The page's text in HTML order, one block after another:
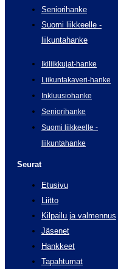
Seniorihanke
Suomi liikkeelle -
liikuntahanke
Ikiliikkujat-hanke
Liikuntakaveri-hanke
Inkluusiohanke
Seniorihanke
Suomi liikkeelle -
liikuntahanke
Seurat
Etusivu
Liitto
Kilpailu ja valmennus
Jäsenet
Hankkeet
Tapahtumat